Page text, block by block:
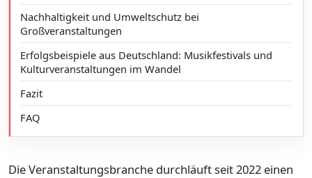
Nachhaltigkeit und Umweltschutz bei
Großveranstaltungen
Erfolgsbeispiele aus Deutschland: Musikfestivals und
Kulturveranstaltungen im Wandel
Fazit
FAQ
Die Veranstaltungsbranche durchläuft seit 2022 einen